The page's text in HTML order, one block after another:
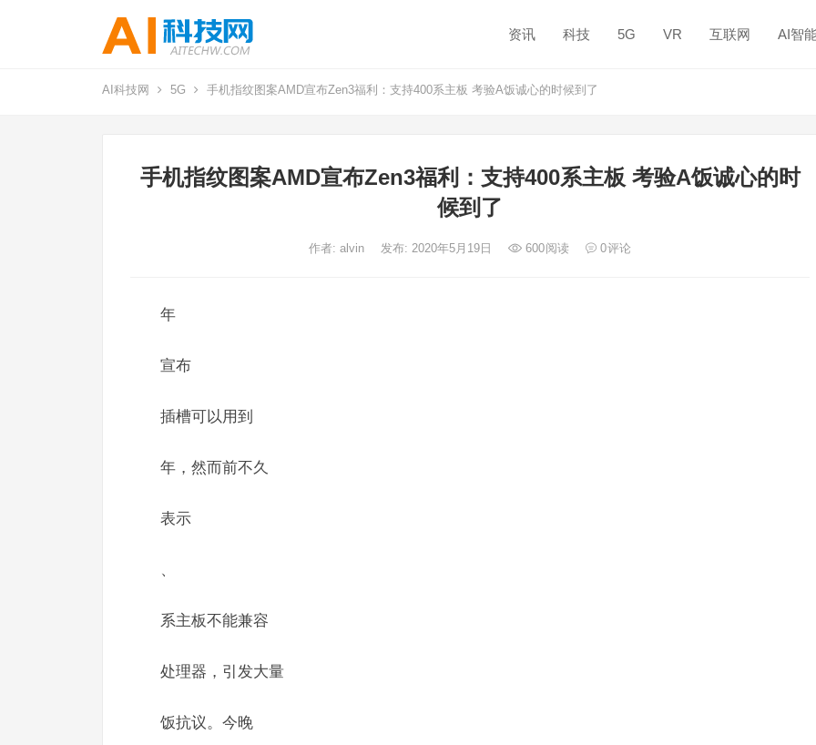
资讯 科技 5G VR 互联网 AI智
AI科技网 5G 手机指纹图案AMD宣布Zen3福利：支持400系主板 考验A饭诚心的时候到了
手机指纹图案AMD宣布Zen3福利：支持400系主板 考验A饭诚心的时
候到了
作者: alvin 发布: 2020年5月19日 600阅读 0评论
年
宣布
插槽可以用到
年，然而前不久
表示
、
系主板不能兼容
处理器，引发大量
饭抗议。今晚